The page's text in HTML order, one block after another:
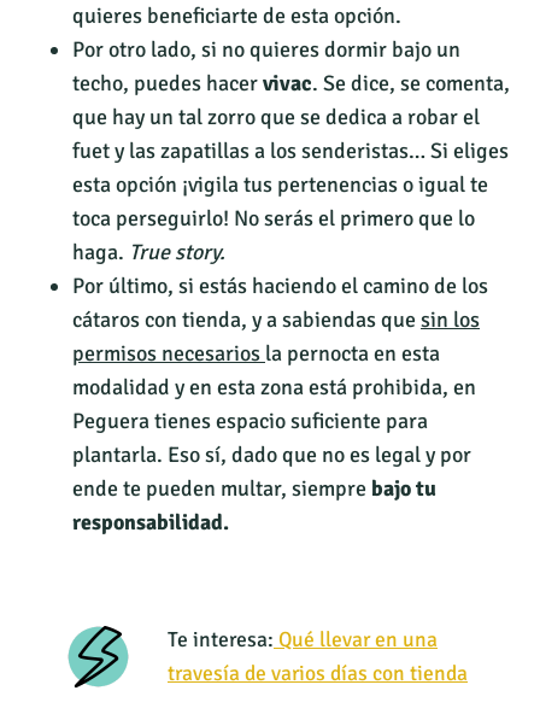
quieres beneficiarte de esta opción.
Por otro lado, si no quieres dormir bajo un
techo, puedes hacervivac. Se dice, se comenta,
que hay un tal zorro que se dedica a robar el
fuet y las zapatillas a los senderistas… Si eliges
esta opción ¡vigila tus pertenencias o igual te
toca perseguirlo! No serás el primero que lo
haga. True story.
Por último, si estás haciendo el camino de los
cátaros con tienda, y a sabiendas que sin los
permisos necesarios la pernocta en esta
modalidad y en esta zona está prohibida, en
Peguera tienes espacio suficiente para
plantarla. Eso sí, dado que no es legal y por
ende te pueden multar, siempre bajo tu
responsabilidad.
Te interesa: Qué llevar en una
travesía de varios días con tienda